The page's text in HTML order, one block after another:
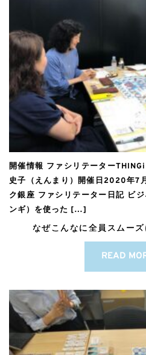
開催情報 ファシリテーター
史子（えんまり）開催日2020年7
ク銀座 ファシリテーター日記 ビ
ンギ）を使った […]
なぜこんなに全員スムー
READ